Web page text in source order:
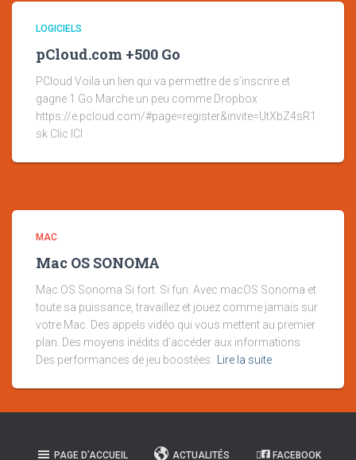
LOGICIELS
pCloud.com +500 Go
PCloud Voila un lien qui va permettre de s’inscrire et
gagne 1 Go Marche un peu comme Dropbox
https://e.pcloud.com/#page=register&invite=UtXbZ4sR1
sk Clic ICI
MAC
Mac OS SONOMA
Mac OS Sonoma Si fort. Si fun. Avec macOS Sonoma et
toute sa puissance, travaillez et jouez comme jamais sur
votre Mac. Des appels vidéo qui vous mettent au premier
plan. Des moyens inédits d’accéder aux informations.
Des performances de jeu boostées.
Lire la suite
PAGE D’ACCUEIL ACTUALITÉS FACEBOOK